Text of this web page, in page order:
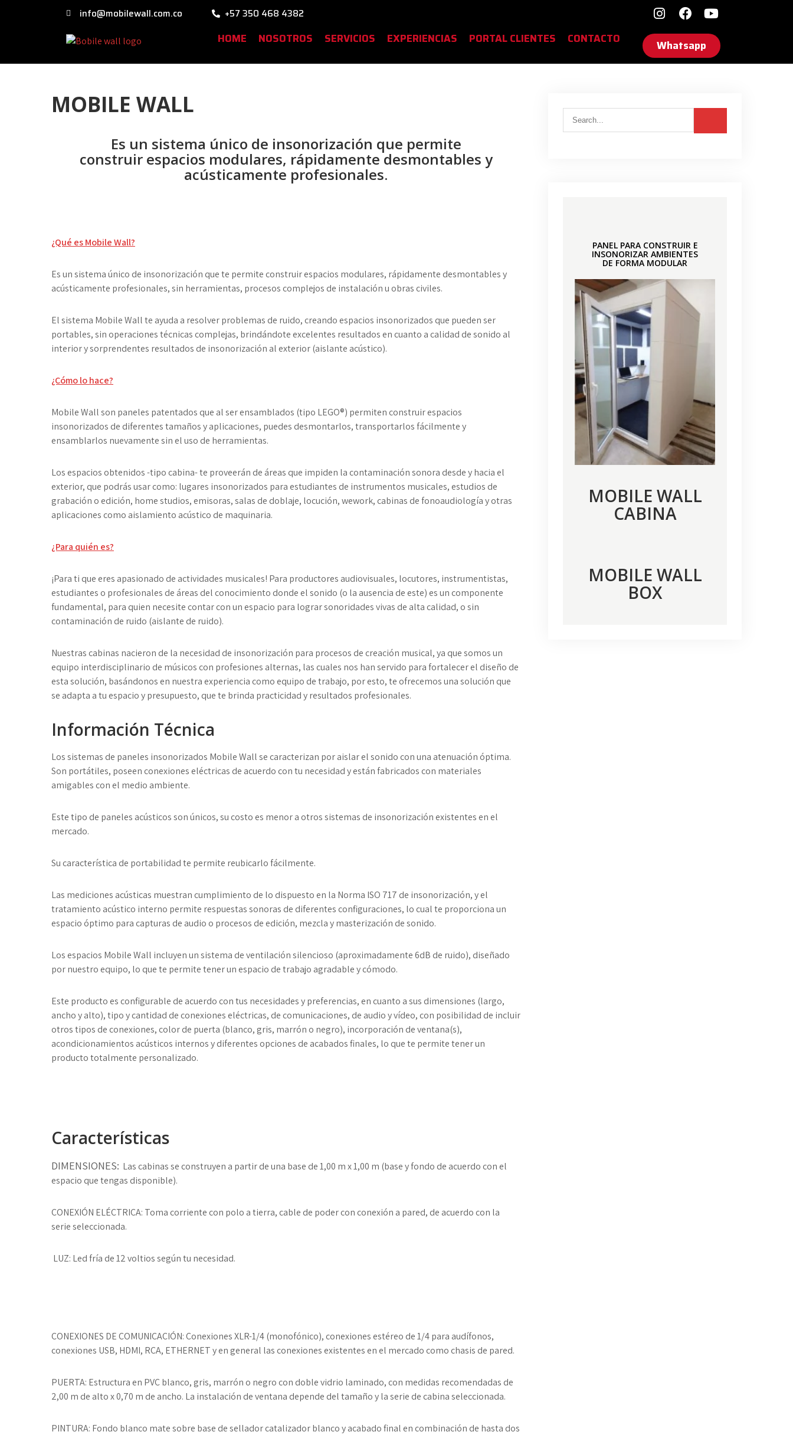
info@mobilewall.com.co +57 350 468 4382
HOME NOSOTROS SERVICIOS EXPERIENCIAS PORTAL CLIENTES CONTACTO Whatsapp
MOBILE WALL
Es un sistema único de insonorización que permite
construir espacios modulares, rápidamente desmontables y
acústicamente profesionales.
¿Qué es Mobile Wall?
Es un sistema único de insonorización que te permite construir espacios modulares, rápidamente desmontables y
acústicamente profesionales, sin herramientas, procesos complejos de instalación u obras civiles.
El sistema MobileWall te ayuda a resolver problemas de ruido, creando espacios insonorizados que pueden ser
portables, sin operaciones técnicas complejas, brindándote excelentes resultados en cuanto a calidad de sonido al
interior y sorprendentes resultados de insonorización al exterior (aislante acústico).
¿Cómo lo hace?
MobileWall son paneles patentados que al ser ensamblados (tipo LEGO®) permiten construir espacios
insonorizados de diferentes tamaños y aplicaciones, puedes desmontarlos, transportarlos fácilmente y
ensamblarlos nuevamente sin el uso de herramientas.
Los espacios obtenidos -tipo cabina- te proveerán de áreas que impiden la contaminación sonora desde y hacia el
exterior, que podrás usar como: lugares insonorizados para estudiantes de instrumentos musicales, estudios de
grabación o edición, home studios, emisoras, salas de doblaje, locución, wework, cabinas de fonoaudiología y otras
aplicaciones como aislamiento acústico de maquinaria.
¿Para quién es?
¡Para ti que eres apasionado de actividades musicales! Para productores audiovisuales, locutores, instrumentistas,
estudiantes o profesionales de áreas del conocimiento donde el sonido (o la ausencia de este) es un componente
fundamental, para quien necesite contar con un espacio para lograr sonoridades vivas de alta calidad, o sin
contaminación de ruido (aislante de ruido).
Nuestras cabinas nacieron de la necesidad de insonorización para procesos de creación musical, ya que somos un
equipo interdisciplinario de músicos con profesiones alternas, las cuales nos han servido para fortalecer el diseño de
esta solución, basándonos en nuestra experiencia como equipo de trabajo, por esto, te ofrecemos una solución que
se adapta a tu espacio y presupuesto, que te brinda practicidad y resultados profesionales.
Información Técnica​
Los sistemas de paneles insonorizados MobileWall se caracterizan por aislar el sonido con una atenuación óptima.
Son portátiles, poseen conexiones eléctricas de acuerdo con tu necesidad y están fabricados con materiales
amigables con el medio ambiente.
Este tipo de paneles acústicos son únicos, su costo es menor a otros sistemas de insonorización existentes en el
mercado.
Su característica de portabilidad te permite reubicarlo fácilmente.
Las mediciones acústicas muestran cumplimiento de lo dispuesto en la Norma ISO 717 de insonorización, y el
tratamiento acústico interno permite respuestas sonoras de diferentes configuraciones, lo cual te proporciona un
espacio óptimo para capturas de audio o procesos de edición, mezcla y masterización de sonido.
Los espacios Mobile Wall incluyen un sistema de ventilación silencioso (aproximadamente 6dB de ruido), diseñado
por nuestro equipo, lo que te permite tener un espacio de trabajo agradable y cómodo.
Este producto es configurable de acuerdo con tus necesidades y preferencias, en cuanto a sus dimensiones (largo,
ancho y alto), tipo y cantidad de conexiones eléctricas, de comunicaciones, de audio y vídeo, con posibilidad de incluir
otros tipos de conexiones, color de puerta (blanco, gris, marrón o negro), incorporación de ventana(s),
acondicionamientos acústicos internos y diferentes opciones de acabados finales, lo que te permite tener un
producto totalmente personalizado.
Características​
DIMENSIONES: Las cabinas se construyen a partir de una base de 1,00 m x 1,00 m (base y fondo de acuerdo con el
espacio que tengas disponible).
CONEXIÓN ELÉCTRICA: Toma corriente con polo a tierra, cable de poder con conexión a pared, de acuerdo con la
serie seleccionada.
LUZ: Led fría de 12 voltios según tu necesidad.
CONEXIONES DE COMUNICACIÓN:Conexiones XLR-1/4 (monofónico), conexiones estéreo de 1/4 para audífonos,
conexiones USB, HDMI, RCA, ETHERNET y en general las conexiones existentes en el mercado como chasis de pared.
PUERTA: Estructura en PVC blanco, gris, marrón o negro con doble vidrio laminado, con medidas recomendadas de
2,00 m de alto x 0,70 m de ancho. La instalación de ventana depende del tamaño y la serie de cabina seleccionada.
PINTURA: Fondo blanco mate sobre base de sellador catalizador blanco y acabado final en combinación de hasta dos
PANEL PARA CONSTRUIR E
INSONORIZAR AMBIENTES
DE FORMA MODULAR
MOBILE WALL
CABINA
MOBILE WALL
BOX